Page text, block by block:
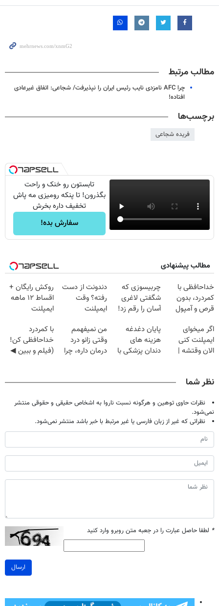
مطالب مرتبط
چرا AFC نامزدی نایب رئیس ایران را نپذیرفت/ شجاعی: اتفاق غیرعادی
افتاده!
برچسب‌ها
فریده شجاعی
تابستون رو خنک و راحت
بگذرون! تا پنکه رومیزی مه پاش
تخفیف داره بخرش
سفارش بده!
مطالب پیشنهادی
خداحافظی با
کمردرد، بدون
قرص و آمپول
چربیسوزی که
شگفتی لاغری
آسان را رقم زد!
دندونت از دست
رفته؟ وقت
ایمپلنت
روکش رایگان +
اقساط ۱۲ ماهه
ایمپلنت
اگر میخوای
ایمپلنت کنی
الان وقتشه |
پایان دغدغه
هزینه های
دندان پزشکی با
من نمیفهمم
وقتی زانو درد
درمان داره، چرا
با کمردرد
خداحافظی کن!
(فیلم و ببین ◀
نظر شما
نظرات حاوی توهین و هرگونه نسبت ناروا به اشخاص حقیقی و حقوقی منتشر
نمی‌شود.
نظراتی که غیر از زبان فارسی یا غیر مرتبط با خبر باشد منتشر نمی‌شود.
* لطفا حاصل عبارت را در جعبه متن روبرو وارد کنید
ارسال